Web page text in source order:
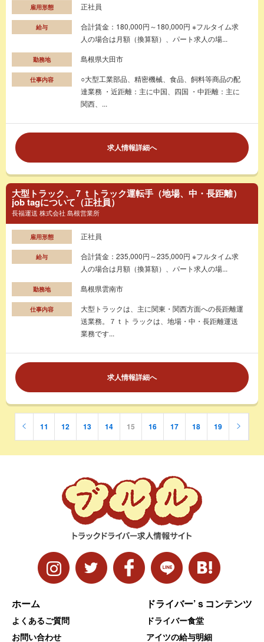
雇用形態 正社員
給与
合計賃金：180,000円～180,000円 ※フルタイム求
人の場合は月額（換算額）、パート求人の場...
勤務地 島根県大田市
仕事内容
○大型工業部品、精密機械、食品、飼料等商品の配
達業務 ・近距離：主に中国、四国 ・中距離：主に
関西、...
求人情報詳細へ
大型トラック、７ｔトラック運転手（地場、中・長距離）
job tagについて（正社員）
長福運送 株式会社 島根営業所
雇用形態 正社員
給与
合計賃金：235,000円～235,000円 ※フルタイム求
人の場合は月額（換算額）、パート求人の場...
勤務地 島根県雲南市
仕事内容
大型トラックは、主に関東・関西方面への長距離運
送業務。７ｔト ラックは、地場・中・長距離運送
業務です...
求人情報詳細へ
11 12 13 14 15 16 17 18 19
ホーム
よくあるご質問
お問い合わせ
ドライバー’ｓコンテンツ
ドライバー食堂
アイツの給与明細